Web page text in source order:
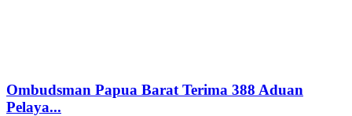
Ombudsman Papua Barat Terima 388 Aduan
Pelaya...